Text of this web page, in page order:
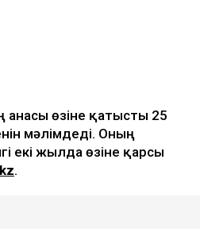
өзіне қатысты 25
мәлімдеді. Оның
екі жылда өзіне қарсы
.